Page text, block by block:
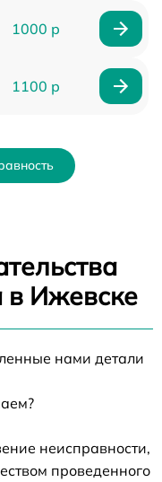
1000 р
1100 р
в Ижевске
нами детали
неисправности,
проведенного